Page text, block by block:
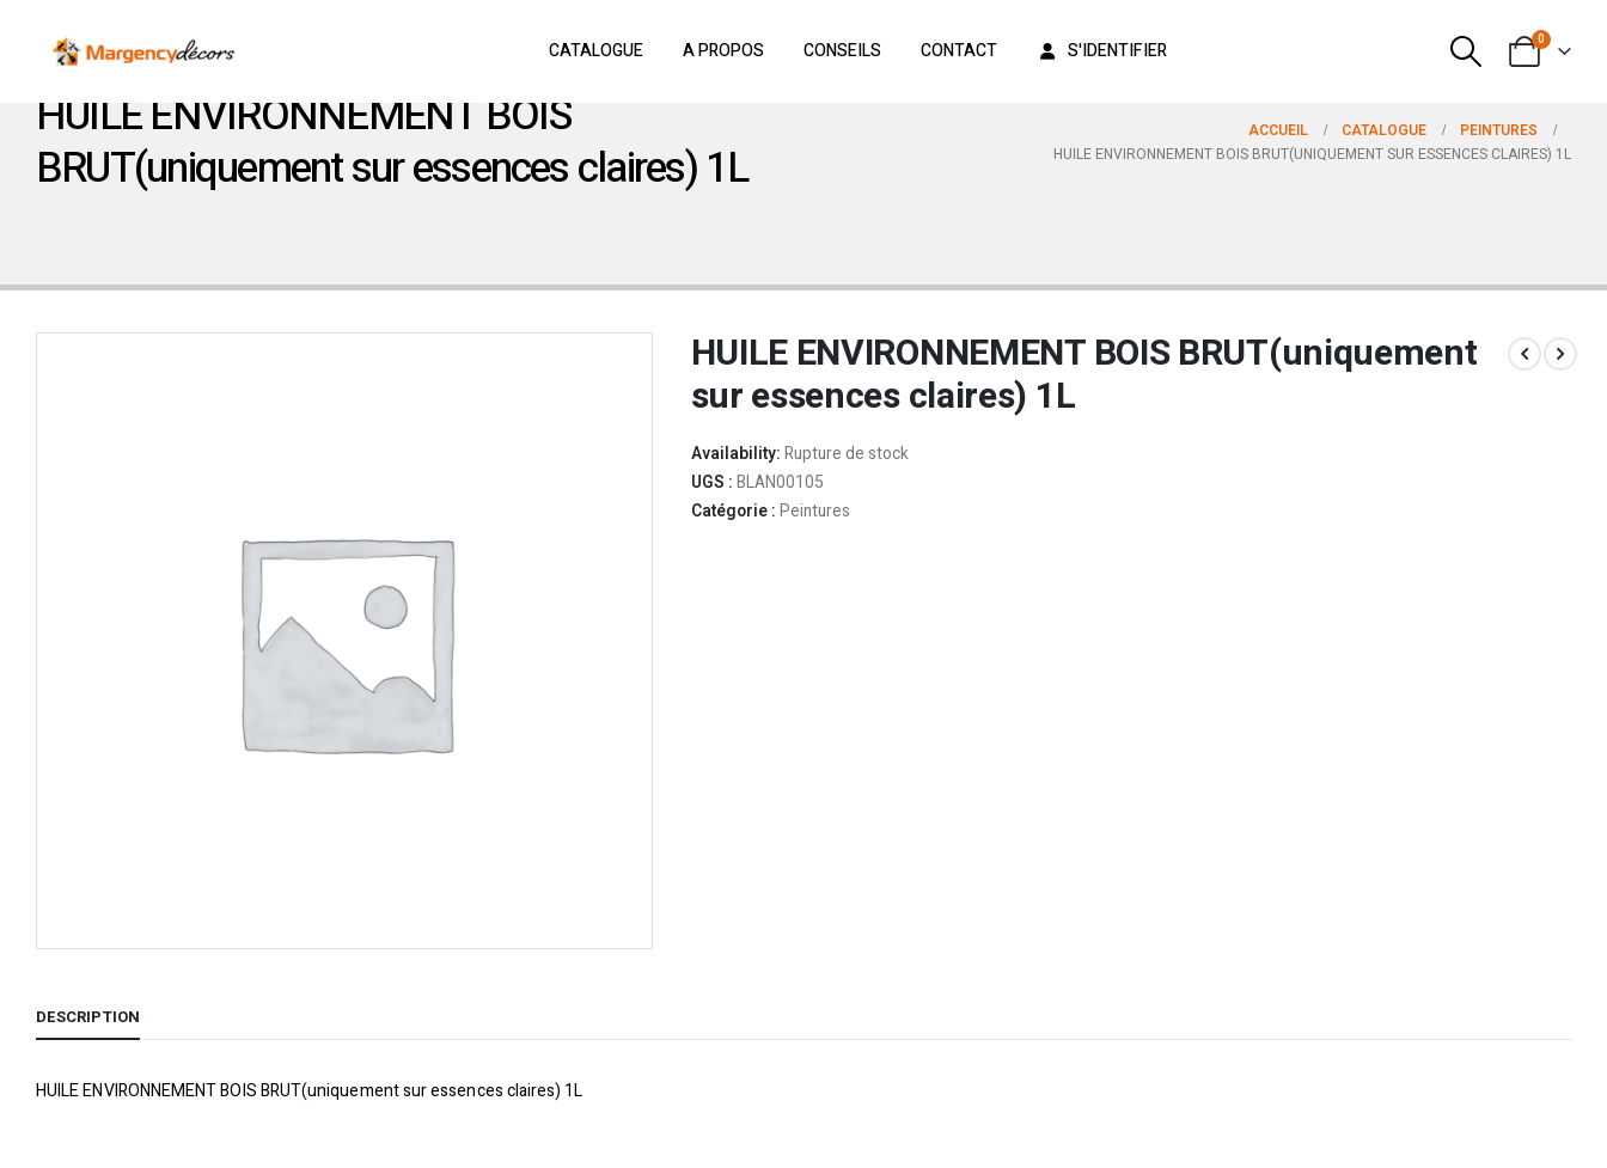
CATALOGUE A PROPOS CONSEILS CONTACT S'IDENTIFIER 0
HUILE ENVIRONNEMENT BOIS
BRUT(uniquement sur essences claires) 1L
ACCUEIL CATALOGUE
PEINTURES
HUILE ENVIRONNEMENT BOIS BRUT(UNIQUEMENT SUR ESSENCES CLAIRES) 1L
HUILE ENVIRONNEMENT BOIS BRUT(uniquement
sur essences claires) 1L
Availability: Rupture de stock
UGS : BLAN00105
Catégorie : Peintures
DESCRIPTION
HUILE ENVIRONNEMENT BOIS BRUT(uniquement sur essences claires) 1L